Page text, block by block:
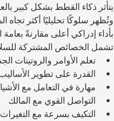
يتأثر ذكاء القطط بشكل كبير
وتُظهر سلوكًا تحليليًا أكثر تجاه
بأداء إدراكي أعلى مقارنةً
تشمل الخصائص المشتركة
تعلم الأوامر والروتينات
القدرة على تطوير
مهارة في التعامل مع
التواصل القوي مع المالك
التكيف بسرعة مع التغيرات